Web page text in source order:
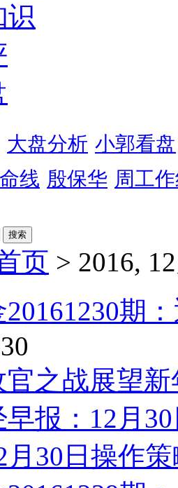
识
大盘分析 小郭看盘
线 殷保华 周工
页 > 2016,
期
之战展望新
早报：12月
月30日操作